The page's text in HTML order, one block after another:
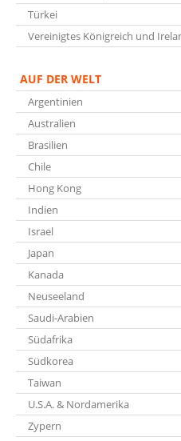
Türkei
Vereinigtes Königreich und
AUF DER WELT
Argentinien
Australien
Brasilien
Chile
Hong Kong
Indien
Israel
Japan
Kanada
Neuseeland
Saudi-Arabien
Südafrika
Südkorea
Taiwan
U.S.A. & Nordamerika
Zypern